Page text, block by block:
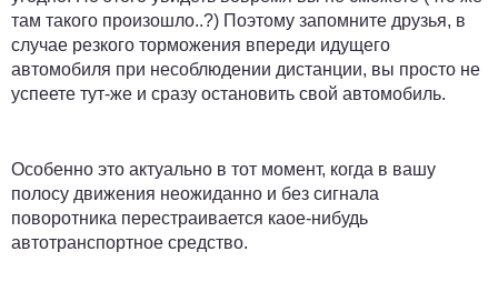
там такого произошло..?) Поэтому запомните друзья, в
случае резкого торможения впереди идущего
автомобиля при несоблюдении дистанции, вы просто не
успеете тут-же и сразу остановить свой автомобиль.
Особенно это актуально в тот момент, когда в вашу
полосу движения неожиданно и без сигнала
поворотника перестраивается каое-нибудь
автотранспортное средство.